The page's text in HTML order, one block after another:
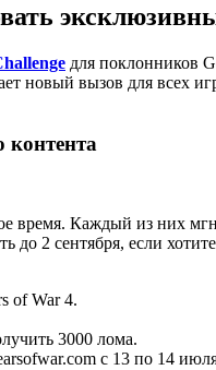
для поклонников
новый вызов для
контента
время. Каждый из них
2 сентября, если
of War 4.
3000 лома.
с 13 по 14